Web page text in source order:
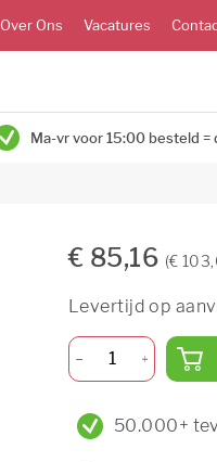
Over Ons Vacatures
Ma-vr voor 15:00 besteld =
€ 85,16 (€
Levertijd op
50.000+